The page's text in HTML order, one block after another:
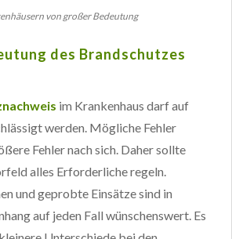
von großer Bedeutung
des Brandschutzes
im Krankenhaus darf auf
werden. Mögliche Fehler
Fehler nach sich. Daher sollte
alles Erforderliche regeln.
und geprobte Einsätze sind in
auf jeden Fall wünschenswert. Es